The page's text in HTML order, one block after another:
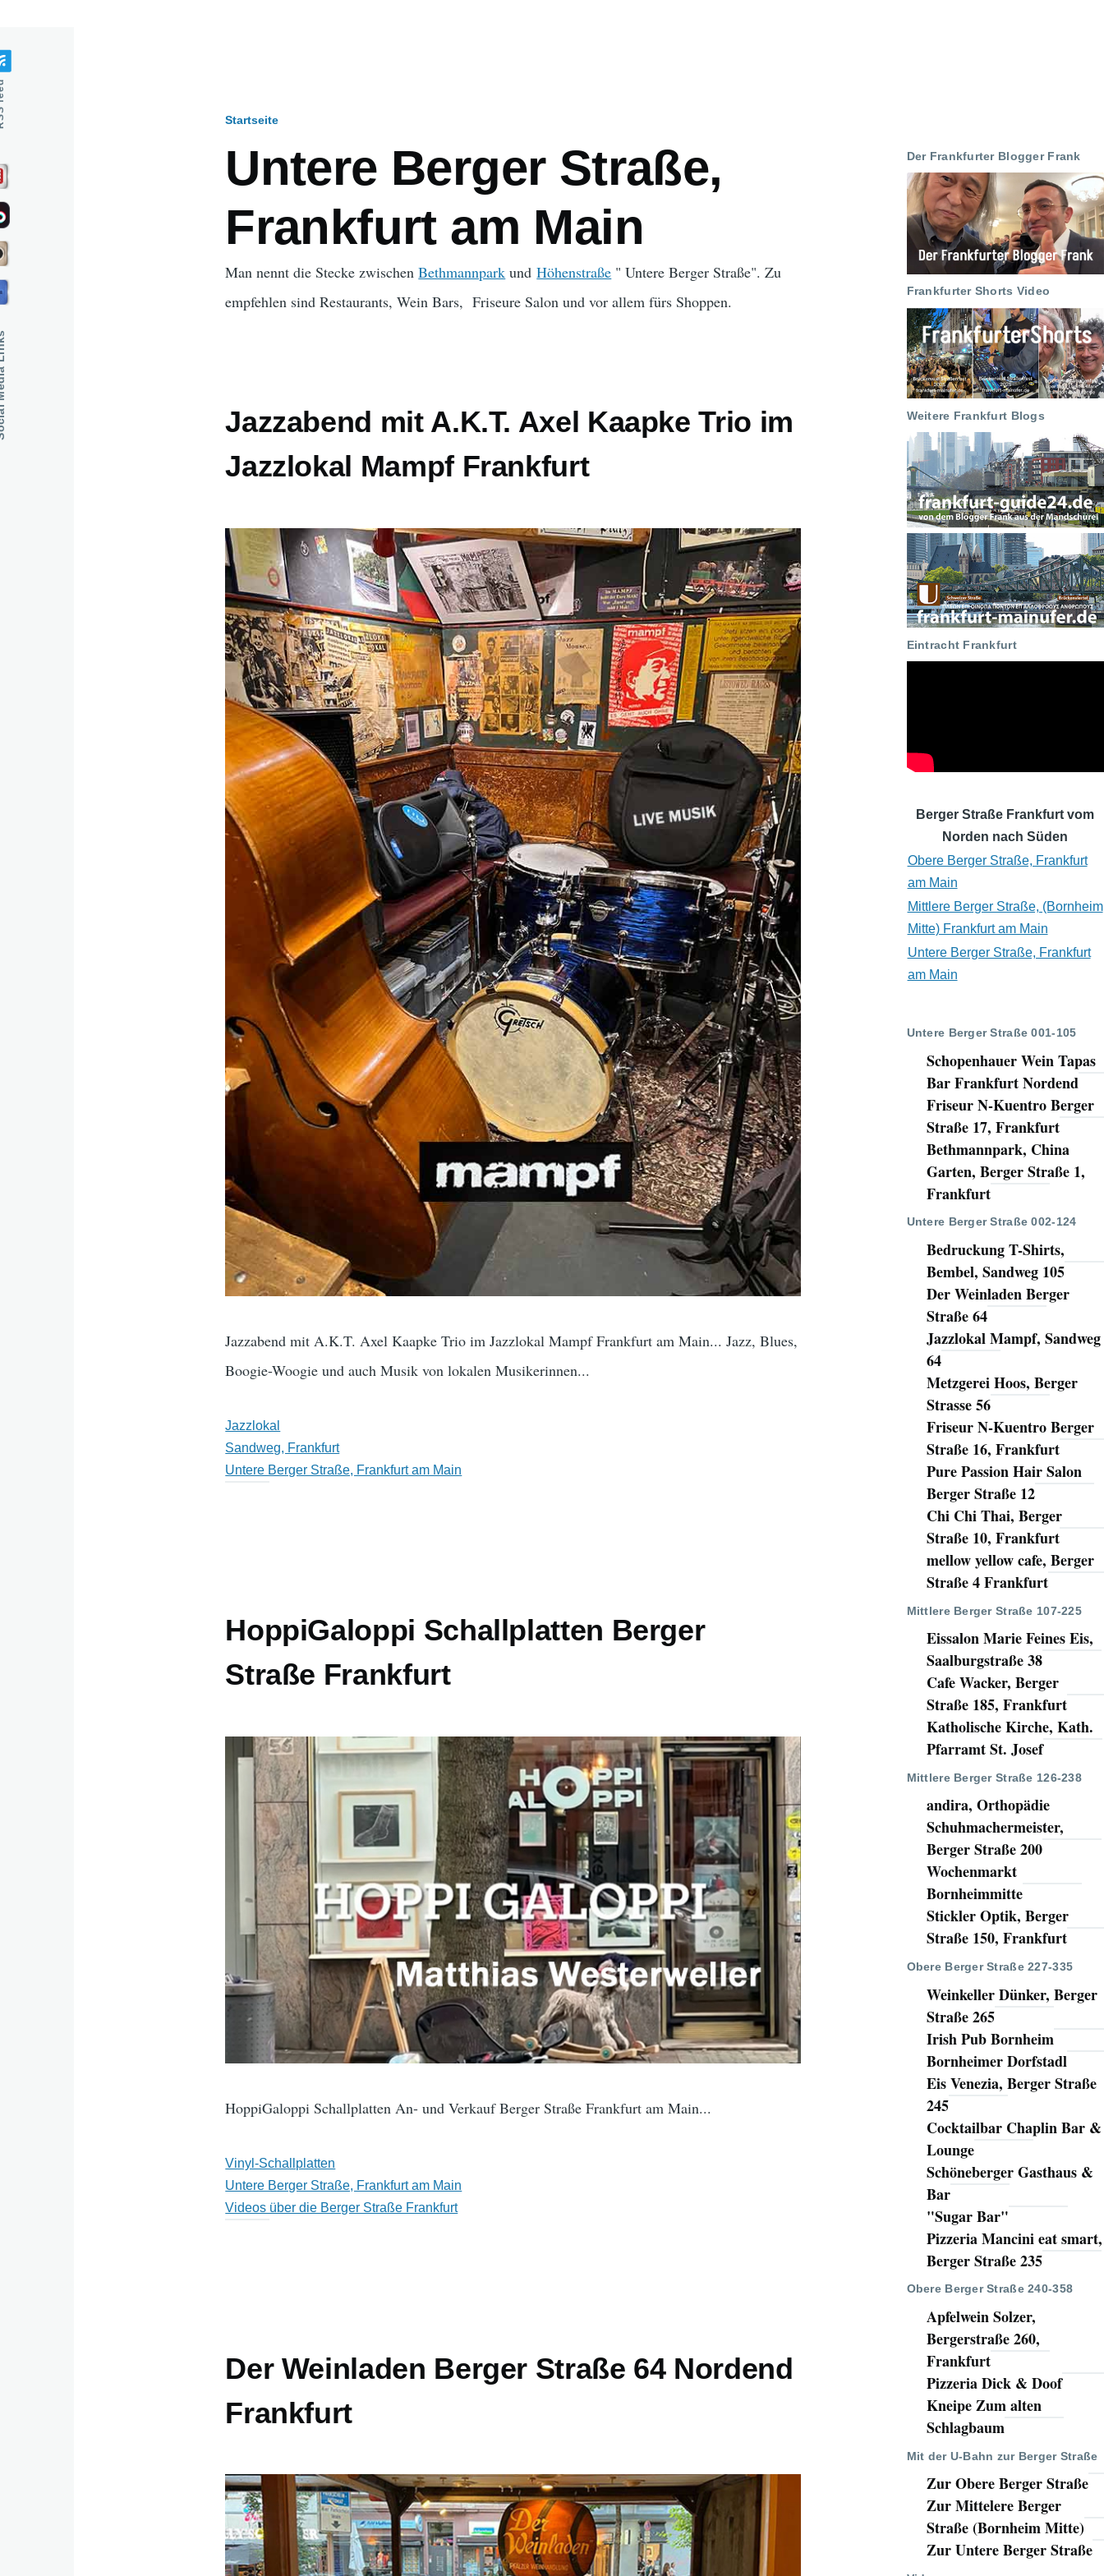
Startseite
Untere Berger Straße,
Frankfurt am Main
Man nennt die Stecke zwischenBethmannpark undHöhenstraße " Untere Berger Straße". Zu
empfehlen sind Restaurants, Wein Bars, Friseure Salon und vor allem fürs Shoppen.
Jazzabend mit A.K.T. Axel Kaapke Trio im
Jazzlokal Mampf Frankfurt
Jazzabend mit A.K.T. Axel Kaapke Trio im Jazzlokal Mampf Frankfurt am Main... Jazz, Blues,
Boogie-Woogie und auch Musik von lokalen Musikerinnen...
Jazzlokal
Sandweg, Frankfurt
Untere Berger Straße, Frankfurt am Main
HoppiGaloppi Schallplatten Berger
Straße Frankfurt
HoppiGaloppi Schallplatten An- und Verkauf Berger Straße Frankfurt am Main...
Vinyl-Schallplatten
Untere Berger Straße, Frankfurt am Main
Videos über die Berger Straße Frankfurt
Der Weinladen Berger Straße 64 Nordend
Frankfurt
Der Frankfurter Blogger Frank
Frankfurter Shorts Video
Weitere Frankfurt Blogs
Eintracht Frankfurt
Berger Straße Frankfurt vom
Norden nach Süden
Obere Berger Straße, Frankfurt
am Main
Mittlere Berger Straße, (Bornheim
Mitte) Frankfurt am Main
Untere Berger Straße, Frankfurt
am Main
Untere Berger Straße 001-105
Schopenhauer Wein Tapas
Bar Frankfurt Nordend
Friseur N-Kuentro Berger
Straße 17, Frankfurt
Bethmannpark, China
Garten, Berger Straße 1,
Frankfurt
Untere Berger Straße 002-124
Bedruckung T-Shirts,
Bembel, Sandweg 105
Der Weinladen Berger
Straße 64
Jazzlokal Mampf, Sandweg
64
Metzgerei Hoos, Berger
Strasse 56
Friseur N-Kuentro Berger
Straße 16, Frankfurt
Pure Passion Hair Salon
Berger Straße 12
Chi Chi Thai, Berger
Straße 10, Frankfurt
mellow yellow cafe, Berger
Straße 4 Frankfurt
Mittlere Berger Straße 107-225
Eissalon Marie Feines Eis,
Saalburgstraße 38
Cafe Wacker, Berger
Straße 185, Frankfurt
Katholische Kirche, Kath.
Pfarramt St. Josef
Mittlere Berger Straße 126-238
andira, Orthopädie
Schuhmachermeister,
Berger Straße 200
Wochenmarkt
Bornheimmitte
Stickler Optik, Berger
Straße 150, Frankfurt
Obere Berger Straße 227-335
Weinkeller Dünker, Berger
Straße 265
Irish Pub Bornheim
Bornheimer Dorfstadl
Eis Venezia, Berger Straße
245
Cocktailbar Chaplin Bar &
Lounge
Schöneberger Gasthaus &
Bar
"Sugar Bar"
Pizzeria Mancini eat smart,
Berger Straße 235
Obere Berger Straße 240-358
Apfelwein Solzer,
Bergerstraße 260,
Frankfurt
Pizzeria Dick & Doof
Kneipe Zum alten
Schlagbaum
Mit der U-Bahn zur Berger Straße
Zur Obere Berger Straße
Zur Mittelere Berger
Straße (Bornheim Mitte)
Zur Untere Berger Straße